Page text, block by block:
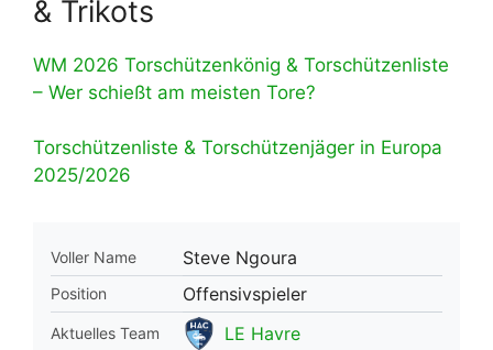
& Trikots
WM 2026 Torschützenkönig & Torschützenliste
– Wer schießt am meisten Tore?
Torschützenliste & Torschützenjäger in Europa
2025/2026
Voller Name Steve Ngoura
Position Offensivspieler
Aktuelles Team LE Havre